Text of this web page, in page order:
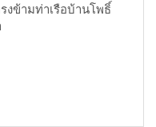
งข้ามท่าเรือบ้านโพธิ์